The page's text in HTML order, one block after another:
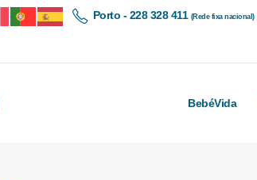
Porto - 228 328 411 (Rede fixa nacional)
BebéVida